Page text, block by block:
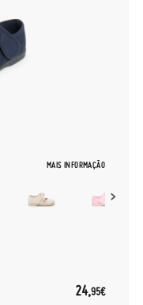
MAIS INFORMAÇÃO
24,95€